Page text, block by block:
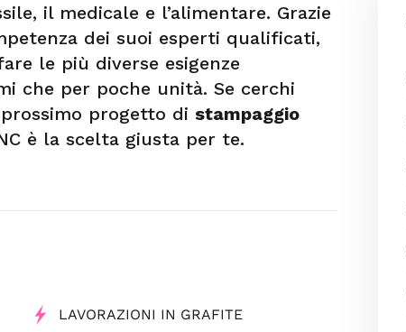
il medicale e l’alimentare. Grazie
dei suoi esperti qualificati,
le più diverse esigenze
che per poche unità. Se cerchi
progetto di stampaggio
è la scelta giusta per te.
LAVORAZIONI IN GRAFITE